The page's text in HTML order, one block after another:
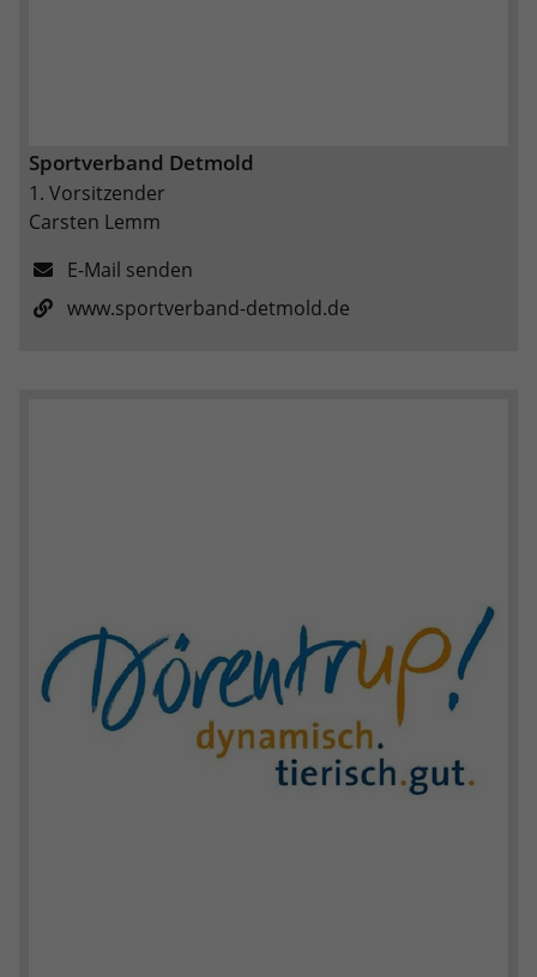
Sportverband Detmold
1. Vorsitzender
Carsten Lemm
E-Mail senden
www.sportverband-detmold.de